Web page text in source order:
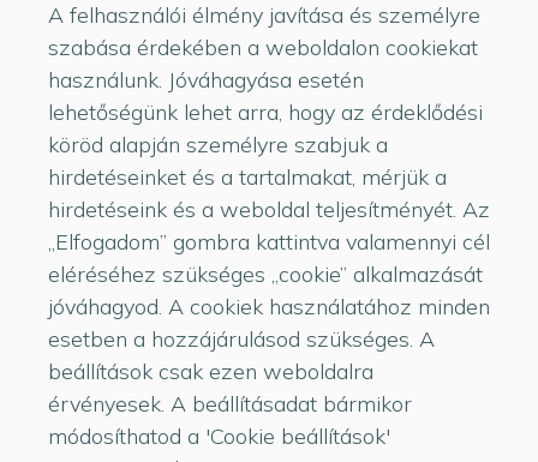
A felhasználói élmény javítása és személyre
szabása érdekében a weboldalon cookiekat
használunk. Jóváhagyása esetén
lehetőségünk lehet arra, hogy az érdeklődési
köröd alapján személyre szabjuk a
hirdetéseinket és a tartalmakat, mérjük a
hirdetéseink és a weboldal teljesítményét. Az
„Elfogadom” gombra kattintva valamennyi cél
eléréséhez szükséges „cookie” alkalmazását
jóváhagyod. A cookiek használatához minden
esetben a hozzájárulásod szükséges. A
beállítások csak ezen weboldalra
érvényesek. A beállításadat bármikor
módosíthatod a 'Cookie beállítások'
Milyen laptopot
válasszunk a
gyereknek?
Ahogy közeledik a tanévkezdés, sok szülő előtt
áll egy fontos döntés: milyen laptopot vegyen a
gyereknek. Figuratív tárgyiasítással mutatunk
valódi modelleket kínálatunkból — hogy valós
eszközök segítsenek eligazodni.